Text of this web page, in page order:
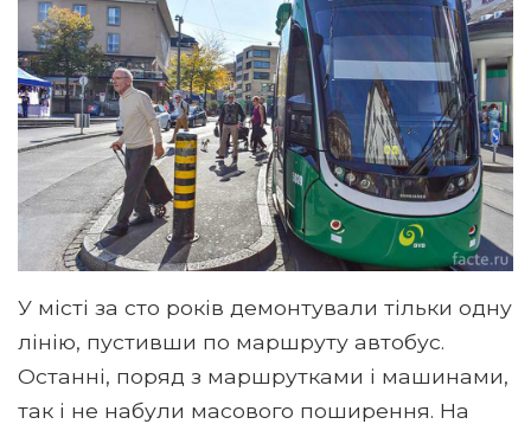
У місті за сто років демонтували тільки одну
лінію, пустивши по маршруту автобус.
Останні, поряд з маршрутками і машинами,
так і не набули масового поширення. На